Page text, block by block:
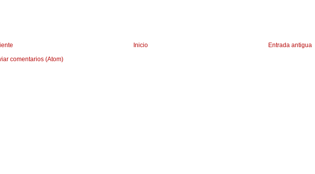
Entrada antigua
Inicio
comentarios (Atom)